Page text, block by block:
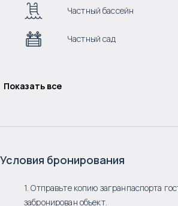
Частный бассейн
Частный сад
Показать все
Условия бронирования
1. Отправьте копию загранпаспорта
забронирован объект.